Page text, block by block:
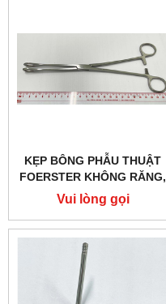
KẸP BÔNG PHẪU THUẬT
FOERSTER KHÔNG RĂNG,
THẲNG 25CM HILBRO
16.0080.25
Vui lòng gọi